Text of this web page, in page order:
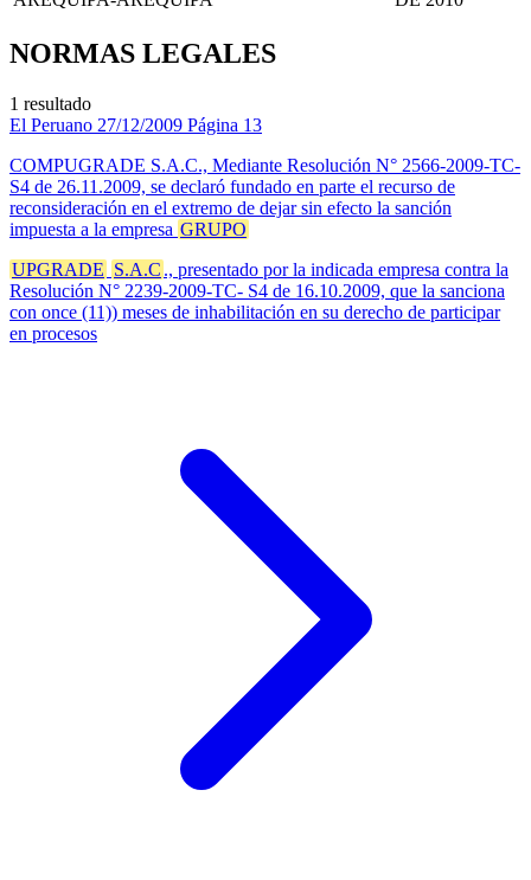
NORMAS LEGALES
1 resultado
El Peruano 27/12/2009 Página 13
COMPUGRADE S.A.C., Mediante Resolución N° 2566-2009-TC-
S4 de 26.11.2009, se declaró fundado en parte el recurso de
reconsideración en el extremo de dejar sin efecto la sanción
impuesta a la empresa GRUPO
UPGRADE S.A.C ., presentado por la indicada empresa contra la
Resolución N° 2239-2009-TC- S4 de 16.10.2009, que la sanciona
con once (11)) meses de inhabilitación en su derecho de participar
en procesos